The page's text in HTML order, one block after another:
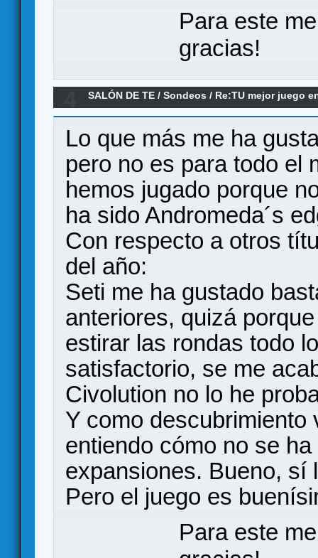
Para este
gracias!
SALÓN DE TE /Sondeos / Re:TU mejor juego
Lo que más me ha
pero no es para todo el
hemos jugado porque
ha sido Andromeda´s
Con respecto a otros
del año:
Seti me ha gustado
anteriores, quizá
estirar las rondas todo
satisfactorio, se me
Civolution no lo he
Y como
entiendo cómo no se
expansiones. Bueno, sí
Pero el juego es
Para este